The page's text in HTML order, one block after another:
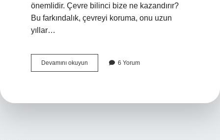
önemlidir. Çevre bilinci bize ne kazandırır?
Bu farkındalık, çevreyi koruma, onu uzun
yıllar…
Devamını okuyun
Bilinci
6 Yorum